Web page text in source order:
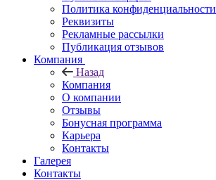
Политика конфиденциальности
Реквизиты
Рекламные рассылки
Публикация отзывов
Компания
Назад
Компания
О компании
Отзывы
Бонусная программа
Карьера
Контакты
Галерея
Контакты